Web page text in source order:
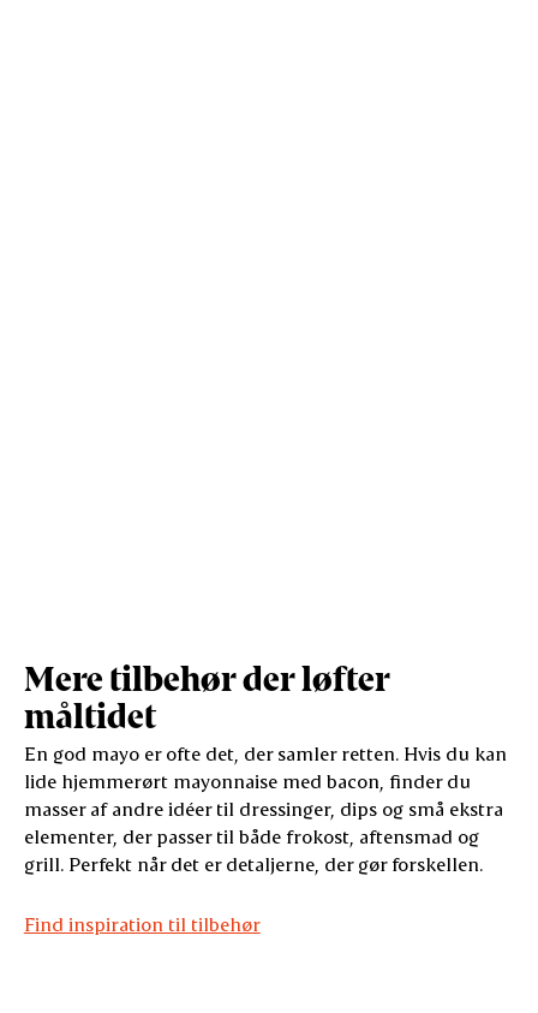
Mere tilbehør der løfter
måltidet
En god mayo er ofte det, der samler retten. Hvis du kan
lide hjemmerørt mayonnaise med bacon, finder du
masser af andre idéer til dressinger, dips og små ekstra
elementer, der passer til både frokost, aftensmad og
grill. Perfekt når det er detaljerne, der gør forskellen.
Find inspiration til tilbehør